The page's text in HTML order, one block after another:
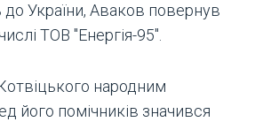
України, Аваков повернув
ТОВ "Енергія-95".
народним
його помічників значився